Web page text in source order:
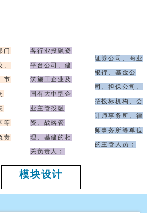
门
、
市
等
责
各行业投融资
平台公司、建
筑施工企业及
国有大中型企
业主管投融
资、战略管
理、基建的相
关负责人；
3
证券公司、商业
银行、基金公
司、担保公司、
招投标机构、会
计师事务所、律
师事务所等单位
的主管人员；
模块设计